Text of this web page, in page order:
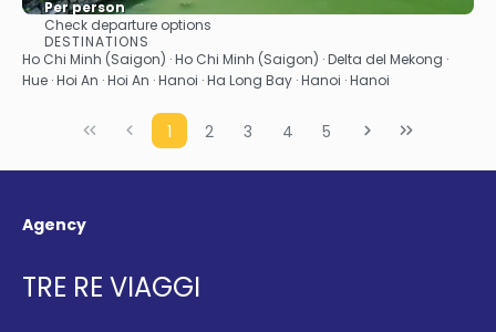
Per person
Check departure options
DESTINATIONS
Ho Chi Minh (Saigon) · Ho Chi Minh (Saigon) · Delta del Mekong ·
Hue · Hoi An · Hoi An · Hanoi · Ha Long Bay · Hanoi · Hanoi
1 2 3 4 5
Agency
TRE RE VIAGGI